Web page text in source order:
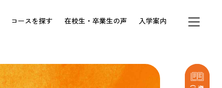
コースを探す 在校生・卒業生の声 入学案内